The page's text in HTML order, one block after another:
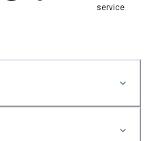
service